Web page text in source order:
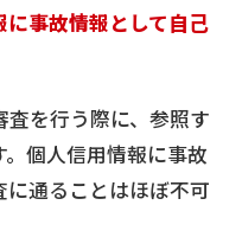
に事故情報として自己
を行う際に、参照す
個人信用情報に事故
通ることはほぼ不可